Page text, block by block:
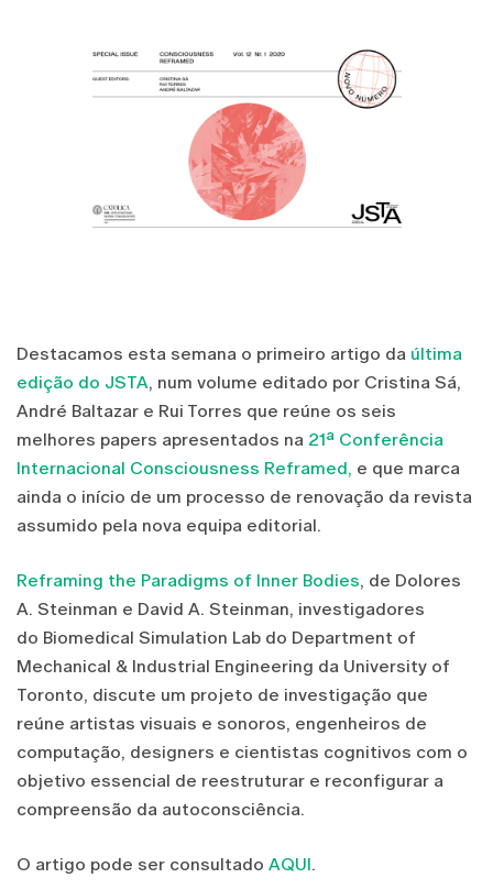
Destacamos esta semana o primeiro artigo da última
edição do JSTA, num volume editado por Cristina Sá,
André Baltazar e Rui Torres que reúne os seis
melhores papers apresentados na 21ª Conferência
Internacional Consciousness Reframed, e que marca
ainda o início de um processo de renovação da revista
assumido pela nova equipa editorial.
Reframing the Paradigms of Inner Bodies, de Dolores
A. Steinman e David A. Steinman, investigadores
do Biomedical Simulation Lab do Department of
Mechanical & Industrial Engineering da University of
Toronto, discute um projeto de investigação que
reúne artistas visuais e sonoros, engenheiros de
computação, designers e cientistas cognitivos com o
objetivo essencial de reestruturar e reconfigurar a
compreensão da autoconsciência.
O artigo pode ser consultado AQUI.